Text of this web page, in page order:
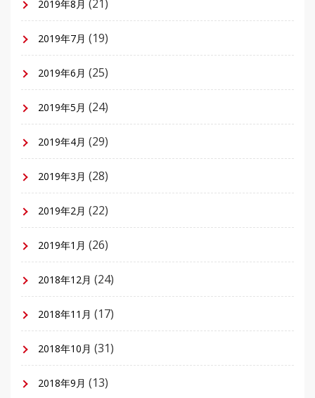
2019年8月 (21)
2019年7月 (19)
2019年6月 (25)
2019年5月 (24)
2019年4月 (29)
2019年3月 (28)
2019年2月 (22)
2019年1月 (26)
2018年12月 (24)
2018年11月 (17)
2018年10月 (31)
2018年9月 (13)